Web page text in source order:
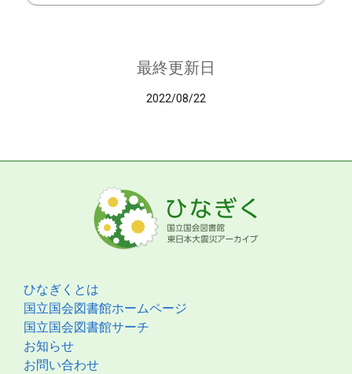
最終更新日
2022/08/22
ひなぎくとは
国立国会図書館ホームページ
国立国会図書館サーチ
お知らせ
お問い合わせ